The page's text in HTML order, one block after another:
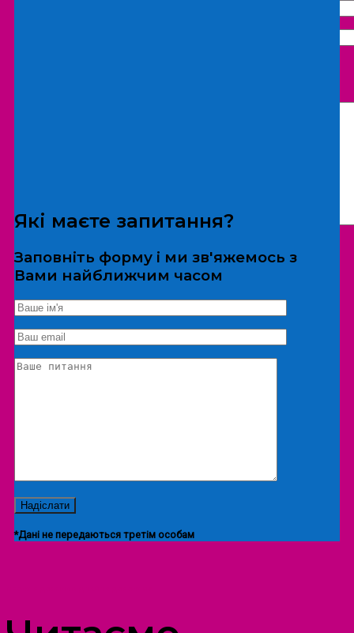
*Дані не передаються третім особам
Екскурсія/локація
Які маєте запитання?
Заповніть форму і ми зв'яжемось з
Вами найближчим часом
*Дані не передаються третім особам